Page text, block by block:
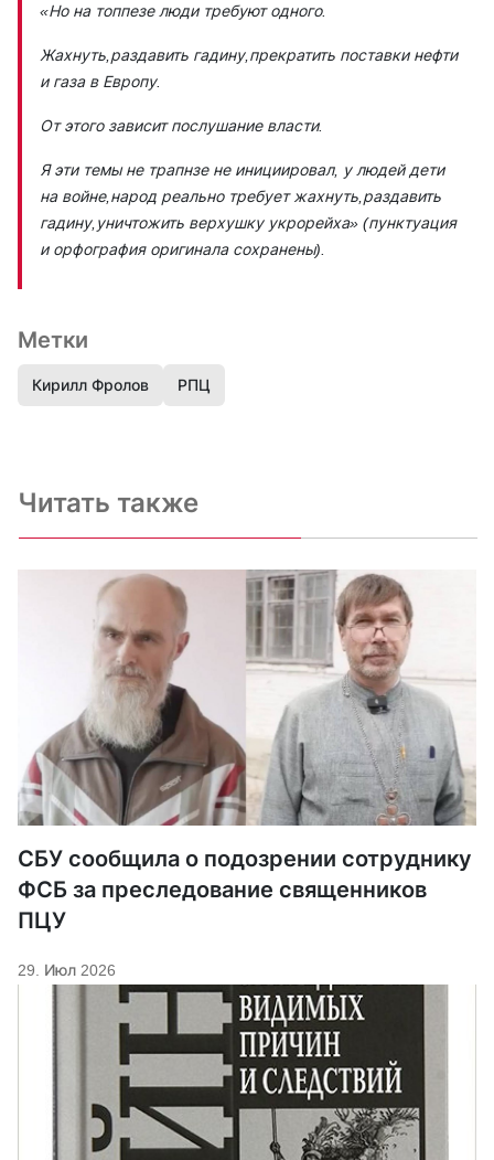
«Но на топпезе люди требуют одного.
Жахнуть,раздавить гадину,прекратить поставки нефти
и газа в Европу.
От этого зависит послушание власти.
Я эти темы не трапнзе не инициировал, у людей дети
на войне,народ реально требует жахнуть,раздавить
гадину,уничтожить верхушку укрорейха» (пунктуация
и орфография оригинала сохранены).
Метки
Кирилл Фролов РПЦ
Читать также
СБУ сообщила о подозрении сотруднику
ФСБ за преследование священников
ПЦУ
29. Июл 2026